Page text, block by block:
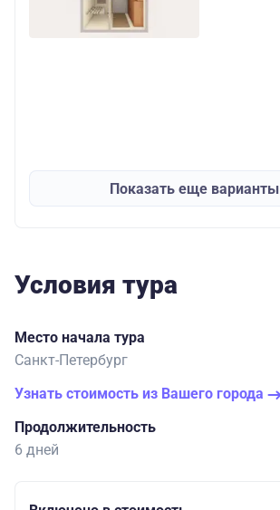
Показать еще варианты
Условия тура
Место начала тура
Санкт-Петербург
Узнать стоимость из Вашего города
Продолжительность
6 дней